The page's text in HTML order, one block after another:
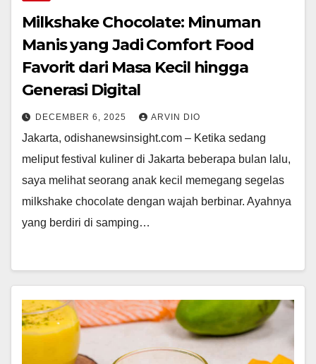
Milkshake Chocolate: Minuman
Manis yang Jadi Comfort Food
Favorit dari Masa Kecil hingga
Generasi Digital
DECEMBER 6, 2025 ARVIN DIO
Jakarta, odishanewsinsight.com – Ketika sedang
meliput festival kuliner di Jakarta beberapa bulan lalu,
saya melihat seorang anak kecil memegang segelas
milkshake chocolate dengan wajah berbinar. Ayahnya
yang berdiri di samping…